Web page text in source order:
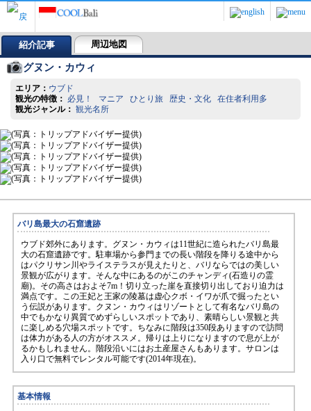
紹介記事 周辺地図
グヌン・カウィ
エリア： ウブド
観光の特徴： 必見！ マニア ひとり旅 歴史・文化 在住者利用多
観光ジャンル： 観光名所
バリ島最大の石窟遺跡
ウブド郊外にあります。グヌン・カウィは11世紀に造られたバリ島最
大の石窟遺跡です。駐車場から参門までの長い階段を降りる途中から
はパクリサン川やライステラスが見えたりと、バリならではの美しい
景観が広がります。そんな中にあるのがこのチャンディ(石造りの霊
廟)。その高さはおよそ7m！切り立った崖を直接切り出しており迫力は
満点です。この王妃と王家の陵墓は虚心クボ・イワが爪で掘ったとい
う伝説があります。クヌン・カウィはリゾートとして有名なバリ島の
中でもかなり異質でめずらしいスポットであり、素晴らしい景観と共
に楽しめる穴場スポットです。ちなみに階段は350段ありますので訪問
は体力がある人の方がオススメ。帰りは上りになりますので息が上が
るかもしれません。階段沿いにはお土産屋さんもあります。サロンは
入り口で無料でレンタル可能です(2014年現在)。
基本情報